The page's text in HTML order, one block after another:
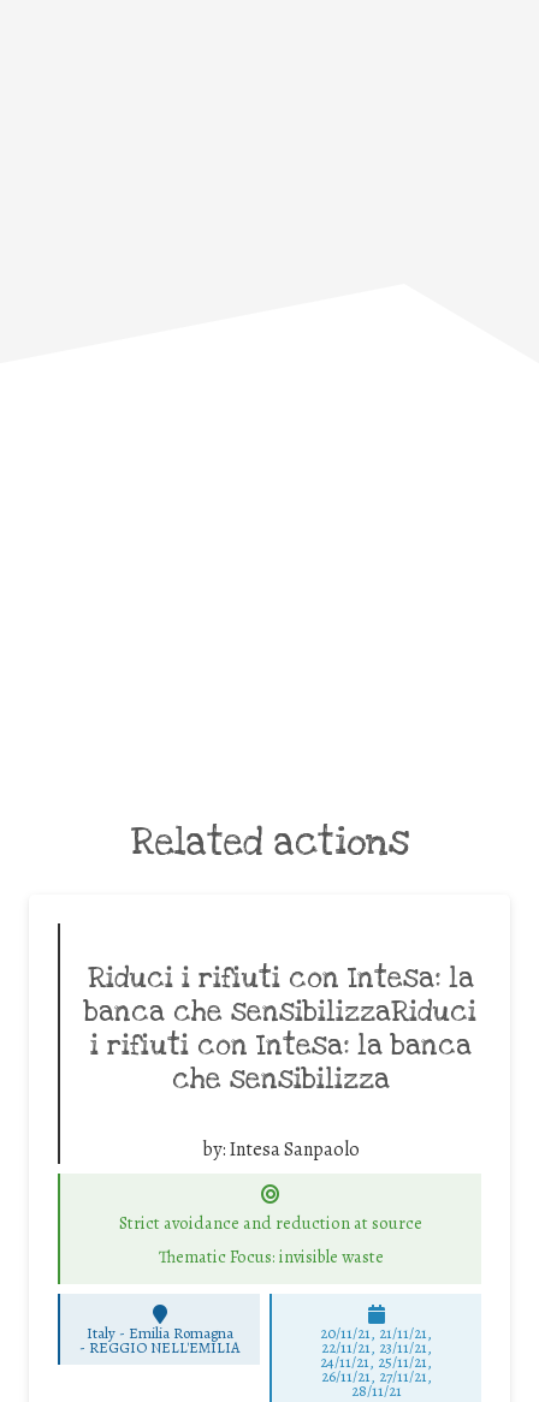
Related actions
Riduci i rifiuti con Intesa: la
banca che sensibilizzaRiduci
i rifiuti con Intesa: la banca
che sensibilizza
by:Intesa Sanpaolo
Strict avoidance and reduction at source
Thematic Focus: invisible waste
Italy - Emilia Romagna
- REGGIO NELL'EMILIA
20/11/21, 21/11/21,
22/11/21, 23/11/21,
24/11/21, 25/11/21,
26/11/21, 27/11/21,
28/11/21